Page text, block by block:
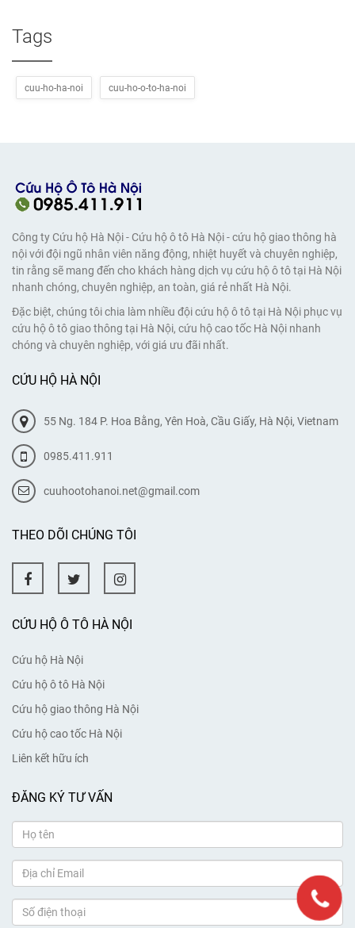
Tags
cuu-ho-ha-noi cuu-ho-o-to-ha-noi
Công ty Cứu hộ Hà Nội - Cứu hộ ô tô Hà Nội - cứu hộ giao thông hà
nội với đội ngũ nhân viên năng động, nhiệt huyết và chuyên nghiệp,
tin rằng sẽ mang đến cho khách hàng dịch vụ cứu hộ ô tô tại Hà Nội
nhanh chóng, chuyên nghiệp, an toàn, giá rẻ nhất Hà Nội.
Đặc biệt, chúng tôi chia làm nhiều đội cứu hộ ô tô tại Hà Nội phục vụ
cứu hộ ô tô giao thông tại Hà Nội, cứu hộ cao tốc Hà Nội nhanh
chóng và chuyên nghiệp, với giá ưu đãi nhất.
CỨU HỘ HÀ NỘI
55 Ng. 184 P. Hoa Bằng, Yên Hoà, Cầu Giấy, Hà Nội, Vietnam
0985.411.911
cuuhootohanoi.net@gmail.com
THEO DÕI CHÚNG TÔI
CỨU HỘ Ô TÔ HÀ NỘI
Cứu hộ Hà Nội
Cứu hộ ô tô Hà Nội
Cứu hộ giao thông Hà Nội
Cứu hộ cao tốc Hà Nội
Liên kết hữu ích
ĐĂNG KÝ TƯ VẤN